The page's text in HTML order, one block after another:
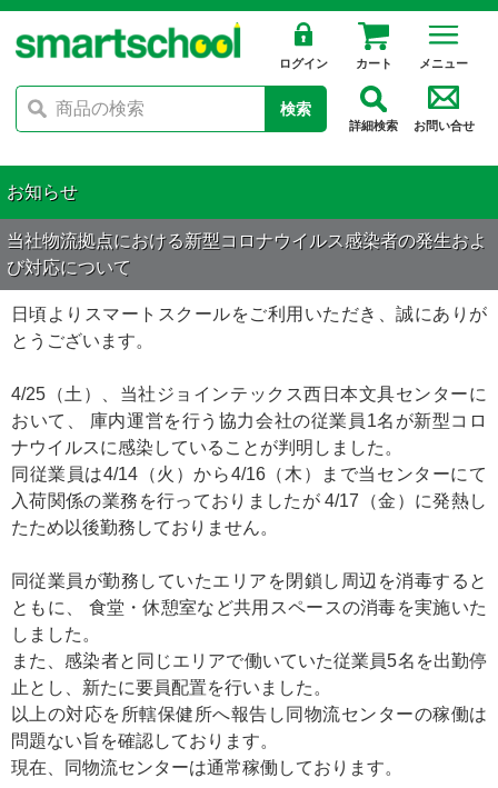
ログイン カート メニュー
検索
詳細検索 お問い合せ
お知らせ
当社物流拠点における新型コロナウイルス感染者の発生およ
び対応について
日頃よりスマートスクールをご利用いただき、誠にありが
とうございます。
4/25（土）、当社ジョインテックス西日本文具センターに
おいて、 庫内運営を行う協力会社の従業員1名が新型コロ
ナウイルスに感染していることが判明しました。
同従業員は4/14（火）から4/16（木）まで当センターにて
入荷関係の業務を行っておりましたが 4/17（金）に発熱し
たため以後勤務しておりません。
同従業員が勤務していたエリアを閉鎖し周辺を消毒すると
ともに、 食堂・休憩室など共用スペースの消毒を実施いた
しました。
また、感染者と同じエリアで働いていた従業員5名を出勤停
止とし、新たに要員配置を行いました。
以上の対応を所轄保健所へ報告し同物流センターの稼働は
問題ない旨を確認しております。
現在、同物流センターは通常稼働しております。